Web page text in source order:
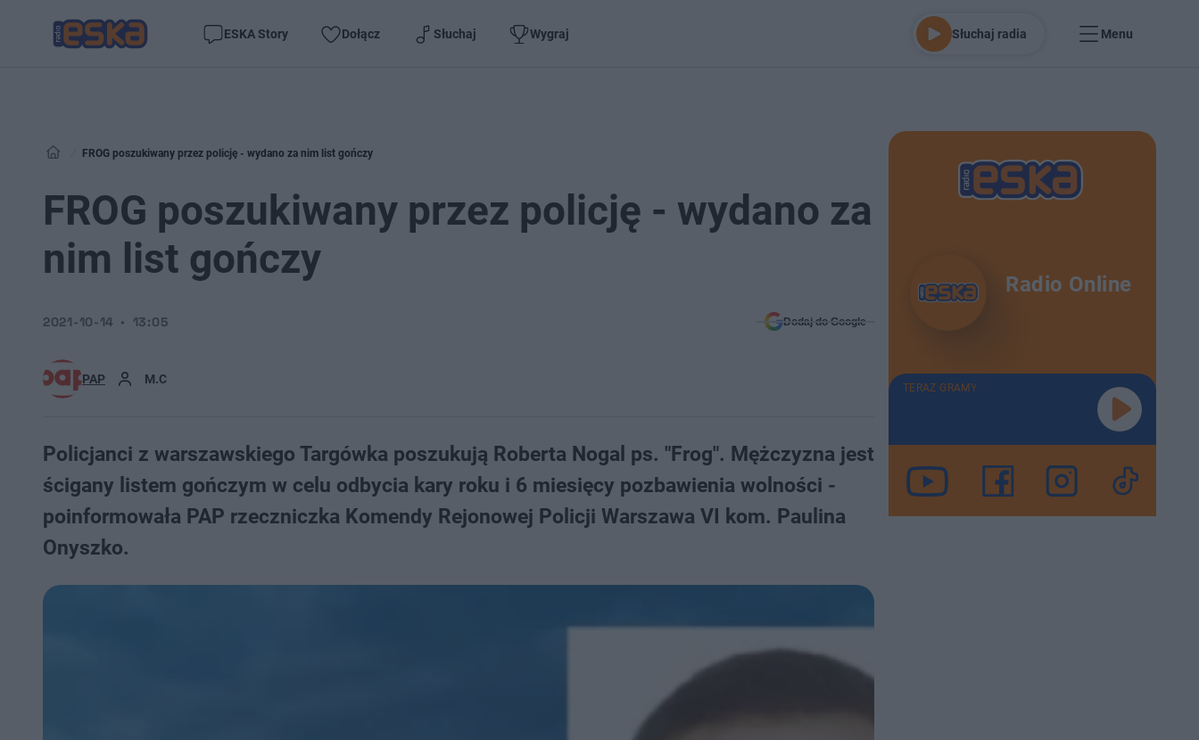
ESKA Story Dołącz Słuchaj Wygraj Słuchaj radia Menu
FROG poszukiwany przez policję - wydano za nim list gończy
FROG poszukiwany przez policję - wydano za
nim list gończy
PAP M.C
2021-10-14 13:05 Dodaj do Google
Policjanci z warszawskiego Targówka poszukują Roberta Nogal ps. "Frog". Mężczyzna jest
ścigany listem gończym w celu odbycia kary roku i 6 miesięcy pozbawienia wolności -
poinformowała PAP rzeczniczka Komendy Rejonowej Policji Warszawa VI kom. Paulina
Onyszko.
Radio Online
TERAZ GRAMY